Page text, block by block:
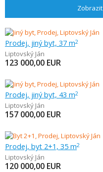
Zobrazit
Prodej, jiný byt, 37 m2
Liptovský Ján
123 000,00 EUR
Prodej, jiný byt, 43 m2
Liptovský Ján
157 000,00 EUR
Prodej, byt 2+1, 35 m2
Liptovský Ján
120 000,00 EUR